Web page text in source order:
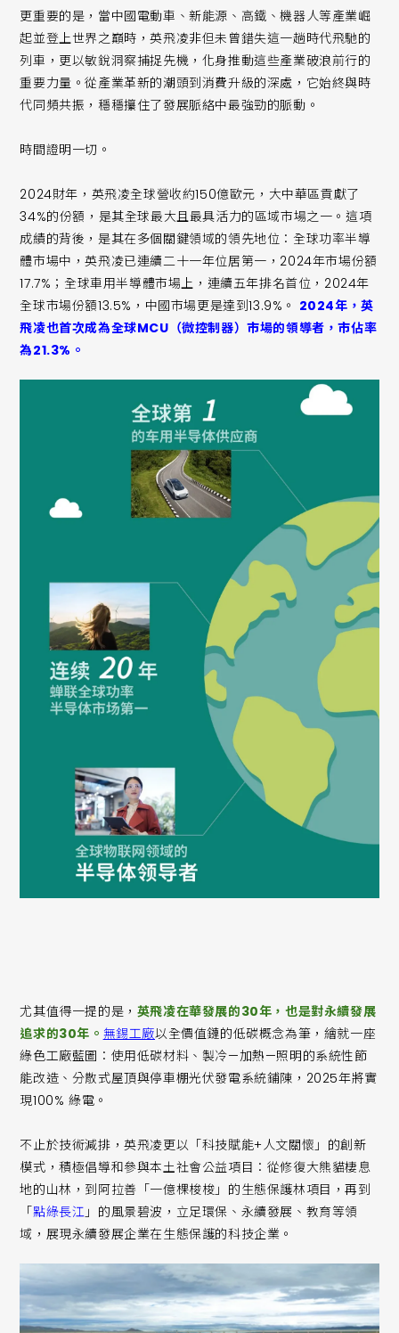
更重要的是，當中國電動車、新能源、高鐵、機器人等產業崛
起並登上世界之巔時，英飛凌非但未曾錯失這一趟時代飛馳的
列車，更以敏銳洞察捕捉先機，化身推動這些產業破浪前行的
重要力量。從產業革新的潮頭到消費升級的深處，它始終與時
代同頻共振，穩穩攥住了發展脈絡中最強勁的脈動。
時間證明一切。
2024財年，英飛凌全球營收約150億歐元，大中華區貢獻了
34%的份額，是其全球最大且最具活力的區域市場之一。這項
成績的背後，是其在多個關鍵領域的領先地位：全球功率半導
體市場中，英飛凌已連續二十一年位居第一，2024年市場份額
17.7%；全球車用半導體市場上，連續五年排名首位，2024年
全球市場份額13.5%，中國市場更是達到13.9%。 2024年，英
飛凌也首次成為全球MCU（微控制器）市場的領導者，市佔率
為21.3%。
尤其值得一提的是， 英飛凌在華發展的30年，也是對永續發展
追求的30年。 無錫工廠以全價值鏈的低碳概念為筆，繪就一座
綠色工廠藍圖：使用低碳材料、製冷—加熱—照明的系統性節
能改造、分散式屋頂與停車棚光伏發電系統鋪陳，2025年將實
現100% 綠電。
不止於技術減排，英飛凌更以「科技賦能+人文關懷」的創新
模式，積極倡導和參與本土社會公益項目：從修復大熊貓棲息
地的山林，到阿拉善「一億棵梭梭」的生態保護林項目，再到
「點綠長江 」的風景碧波，立足環保、永續發展、教育等領
域，展現永續發展企業在生態保護的科技企業。